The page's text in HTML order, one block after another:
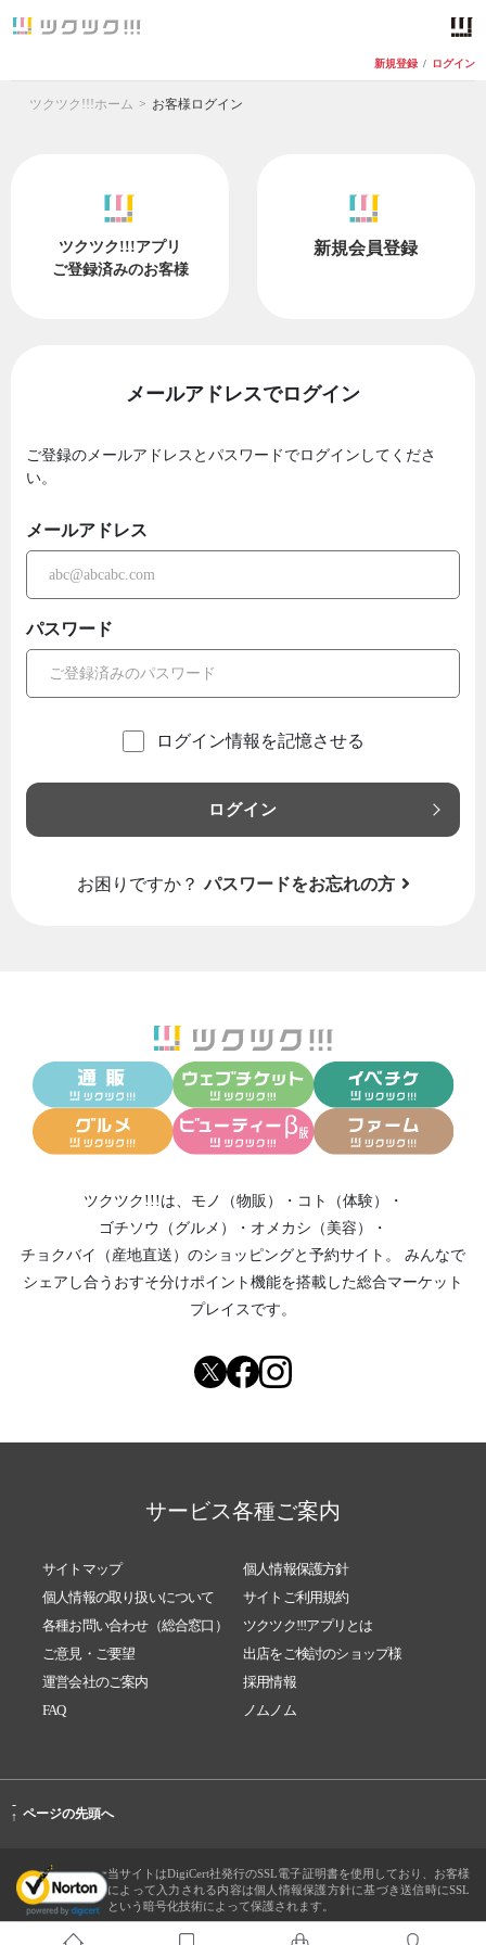
新規登録 / ログイン
ツクツク!!!ホーム お客様ログイン
ツクツク!!!アプリ
ご登録済みのお客様
新規会員登録
メールアドレスでログイン
ご登録のメールアドレスとパスワードでログインしてくださ
い。
メールアドレス
パスワード
ログイン情報を記憶させる
ログイン
お困りですか？ パスワードをお忘れの方
ツクツク!!!は、 モノ（物販） ・ コト（体験）
・
ゴチソウ（グルメ）
・ オメカシ（美容）
・
チョクバイ（産地直送） のショッピングと予約サイト。
みんなで
シェアし合う おすそ分けポイント機能を搭載した総合マーケット
プレイスです。
サービス各種ご案内
サイトマップ
個人情報保護方針
個人情報の取り扱いについて
サイトご利用規約
各種お問い合わせ（総合窓口）
ツクツク!!!アプリとは
ご意見・ご要望
出店をご検討のショップ様
運営会社のご案内
採用情報
FAQ
ノムノム
-
↑ ページの先頭へ
当サイトはDigiCert社発行のSSL電子証明書を使用しており、お客様
によって入力される内容は個人情報保護方針に基づき送信時にSSL
という暗号化技術によって保護されます。